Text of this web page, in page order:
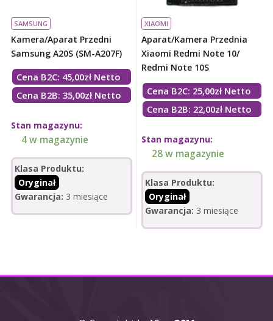
SAMSUNG
Kamera/Aparat Przedni
Samsung A20S (SM-A207F)
Cena B2C: 45,00zł Netto
Cena B2B: 35,00zł Netto
Stan magazynu:
4 w magazynie
Klasa Produktu:
Oryginał
Gwarancja: 3 miesiące
XIAOMI
Aparat/kamera Przednia
Xiaomi Redmi Note 10/
Redmi Note 10S
Cena B2C: 25,00zł Netto
Cena B2B: 22,00zł Netto
Stan magazynu:
28 w magazynie
Klasa Produktu:
Oryginał
Gwarancja: 3 miesiące